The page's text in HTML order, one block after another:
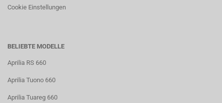
Cookie Einstellungen
BELIEBTE MODELLE
Aprilia RS 660
Aprilia Tuono 660
Aprilia Tuareg 660